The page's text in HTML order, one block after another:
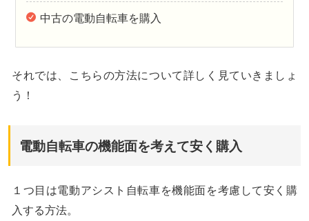
中古の電動自転車を購入
それでは、こちらの方法について詳しく見ていきましょ
う！
電動自転車の機能面を考えて安く購入
１つ目は電動アシスト自転車を機能面を考慮して安く購
入する方法。